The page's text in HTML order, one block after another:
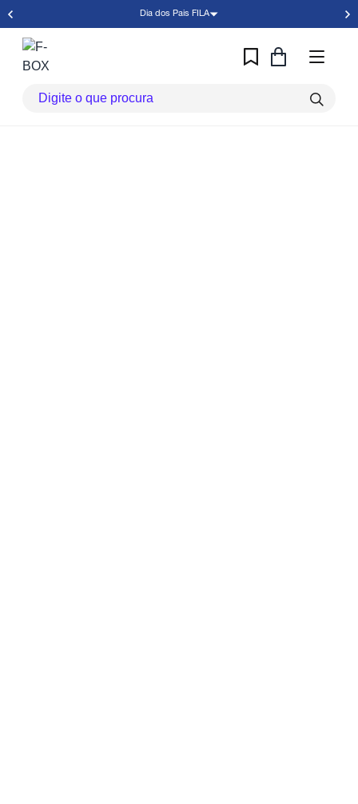
Dia dos Pais FILA